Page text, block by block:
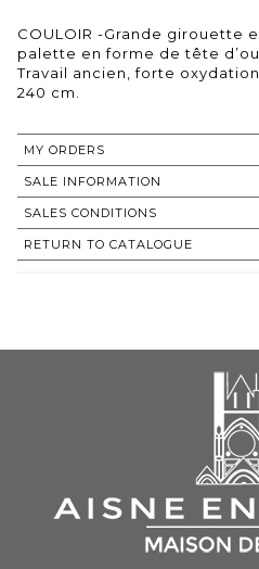
COULOIR -Grande girouette
palette en forme de tête
Travail ancien, forte
240 cm.
MY ORDERS
SALE INFORMATION
SALES CONDITIONS
RETURN TO CATALOGUE